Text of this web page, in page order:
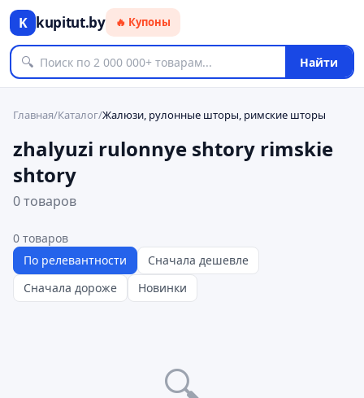
K kupitut.by 🔥 Купоны
🔍 Найти
Главная/Каталог/Жалюзи, рулонные шторы, римские шторы
zhalyuzi rulonnye shtory rimskie
shtory
0 товаров
0 товаров
По релевантности
Сначала дешевле
Сначала дороже
Новинки
🔍